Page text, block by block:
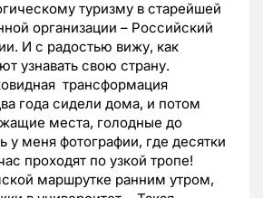
туризму в старейшей
организации – Российский
И с радостью вижу, как
узнавать свою страну.
трансформация
года сидели дома, и потом
места, голодные до
у меня фотографии, где десятки
проходят по узкой тропе!
маршрутке ранним утром,